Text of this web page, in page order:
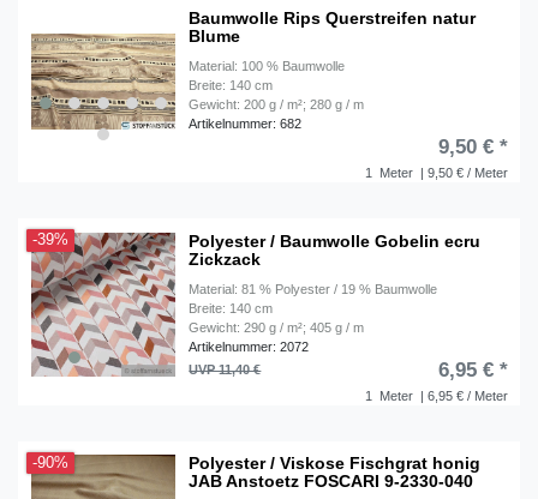
Baumwolle Rips Querstreifen natur
Blume
Material: 100 % Baumwolle
Breite: 140 cm
Gewicht: 200 g / m²; 280 g / m
Artikelnummer: 682
1 Meter | 9,50 € / Meter
9,50 € *
-39%
Polyester / Baumwolle Gobelin ecru
Zickzack
Material: 81 % Polyester / 19 % Baumwolle
Breite: 140 cm
Gewicht: 290 g / m²; 405 g / m
Artikelnummer: 2072
1 Meter | 6,95 € / Meter
UVP 11,40 € 6,95 € *
-90%
Polyester / Viskose Fischgrat honig
JAB Anstoetz FOSCARI 9-2330-040